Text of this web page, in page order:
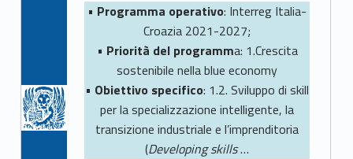
• Programma operativo: Interreg Italia-
Croazia 2021-2027;
• Priorità del programma: 1.Crescita
sostenibile nella blue economy
• Obiettivo specifico: 1.2. Sviluppo di skill
per la specializzazione intelligente, la
transizione industriale e l’imprenditoria
(Developing skills…